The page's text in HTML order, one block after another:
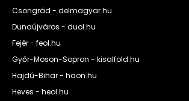
Csongrád - delmagyar.hu
Dunaújváros - duol.hu
Fejér - feol.hu
Győr-Moson-Sopron - kisalfold.hu
Hajdú-Bihar - haon.hu
Heves - heol.hu